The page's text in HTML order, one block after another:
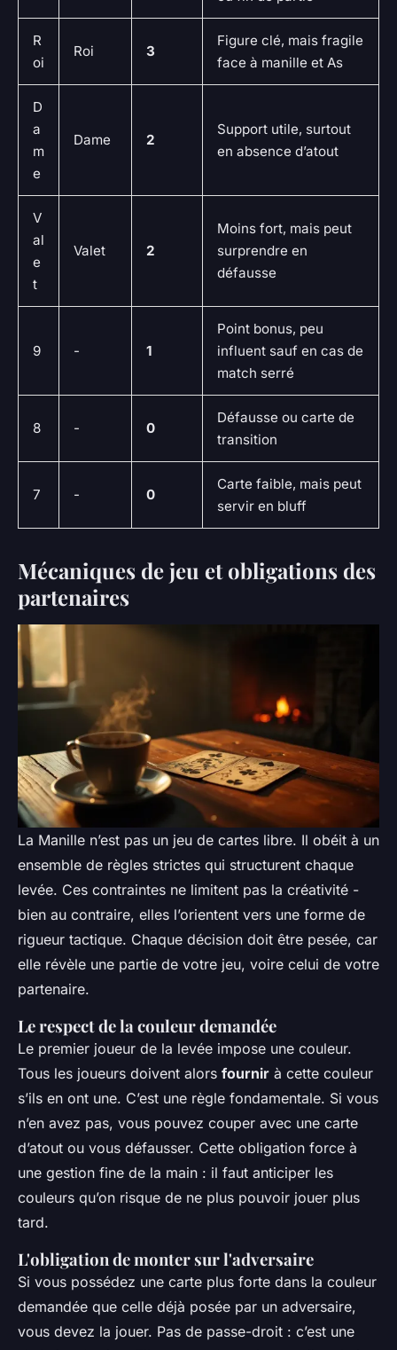
R
oi
Roi 3
Figure clé, mais fragile
face à manille et As
D
a
m
e
Dame 2
Support utile, surtout
en absence d’atout
V
al
e
t
Valet 2
Moins fort, mais peut
surprendre en
défausse
9 - 1
Point bonus, peu
influent sauf en cas de
match serré
8 - 0
Défausse ou carte de
transition
7 - 0
Carte faible, mais peut
servir en bluff
Mécaniques de jeu et obligations des
partenaires
La Manille n’est pas un jeu de cartes libre. Il obéit à un
ensemble de règles strictes qui structurent chaque
levée. Ces contraintes ne limitent pas la créativité -
bien au contraire, elles l’orientent vers une forme de
rigueur tactique. Chaque décision doit être pesée, car
elle révèle une partie de votre jeu, voire celui de votre
partenaire.
Le respect de la couleur demandée
Le premier joueur de la levée impose une couleur.
Tous les joueurs doivent alors fournir à cette couleur
s’ils en ont une. C’est une règle fondamentale. Si vous
n’en avez pas, vous pouvez couper avec une carte
d’atout ou vous défausser. Cette obligation force à
une gestion fine de la main : il faut anticiper les
couleurs qu’on risque de ne plus pouvoir jouer plus
tard.
L'obligation de monter sur l'adversaire
Si vous possédez une carte plus forte dans la couleur
demandée que celle déjà posée par un adversaire,
vous devez la jouer. Pas de passe-droit : c’est une